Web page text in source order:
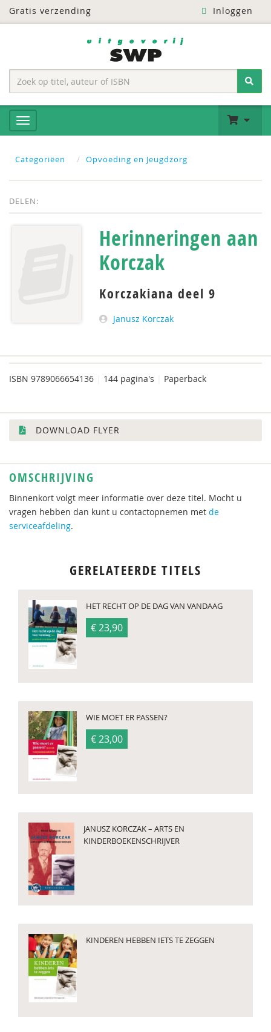
Gratis verzending Inloggen
Categoriëen Opvoeding en Jeugdzorg
DELEN:
Herinneringen aan
Korczak
Korczakiana deel 9
Janusz Korczak
ISBN 9789066654136 144 pagina's Paperback
DOWNLOAD FLYER
OMSCHRIJVING
Binnenkort volgt meer informatie over deze titel. Mocht u
vragen hebben dan kunt u contactopnemen met de
serviceafdeling.
GERELATEERDE TITELS
HET RECHT OP DE DAG VAN VANDAAG
€ 23,90
WIE MOET ER PASSEN?
€ 23,00
JANUSZ KORCZAK – ARTS EN
KINDERBOEKENSCHRIJVER
KINDEREN HEBBEN IETS TE ZEGGEN